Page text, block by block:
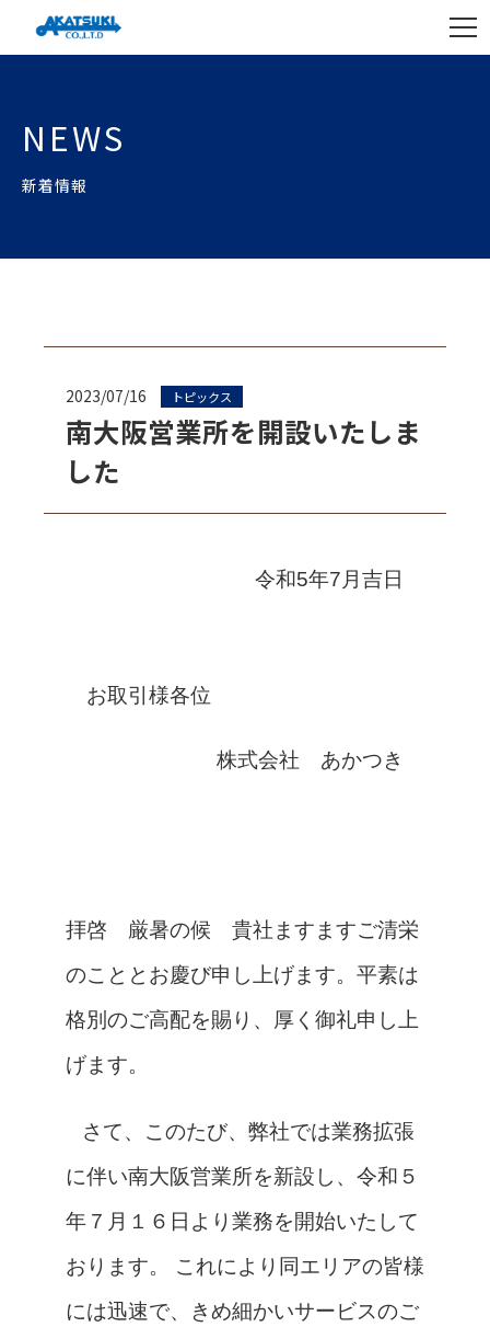
NEWS
新着情報
2023/07/16 トピックス
南大阪営業所を開設いたしま
した
令和5年7月吉日
お取引様各位
株式会社 あかつき
拝啓 厳暑の候 貴社ますますご清栄
のこととお慶び申し上げます。 平素は
格別のご高配を賜り、厚く御礼申し上
げます。
さて、このたび、弊社では業務拡張
に伴い南大阪営業所を新設し、令和５
年７月１６日より業務を開始いたして
おります。
これにより同エリアの皆様
には迅速で、きめ細かいサービスのご